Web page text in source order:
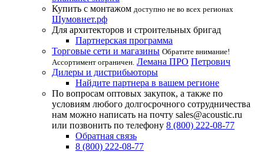
Купить с монтажом доступно не во всех регионах
Шумовнет.рф
Для архитекторов и строительных бригад
Партнерская программа
Торговые сети и магазины Обратите внимание!
Ассортимент ограничен. Лемана ПРО Петрович
Дилеры и дистрибьюторы
Найдите партнера в вашем регионе
По вопросам оптовых закупок, а также по
условиям любого долгосрочного сотрудничества
нам можно написать на почту sales@acoustic.ru
или позвонить по телефону 8 (800) 222-08-77
Обратная связь
8 (800) 222-08-77